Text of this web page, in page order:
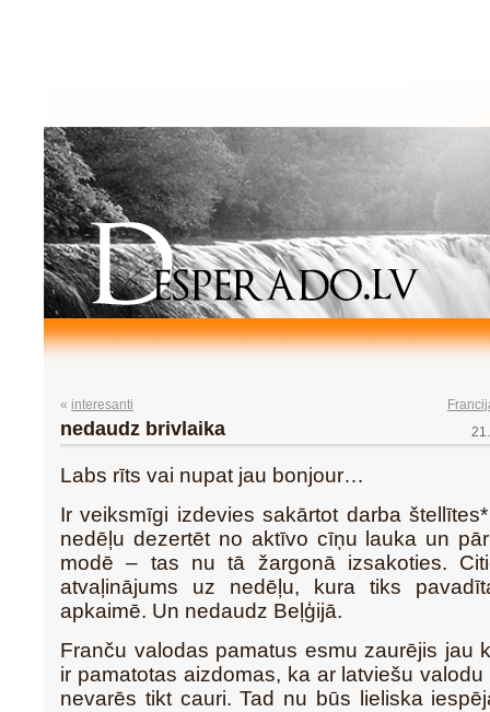
« interesanti
nedaudz brivlaika
Labs rīts vai nupat jau bonjour…
Ir veiksmīgi izdevies sakārtot darba
nedēļu dezertēt no aktīvo cīņu lauka un
modē – tas nu tā žargonā izsakoties.
atvaļinājums uz nedēļu, kura tiks
apkaimē. Un nedaudz Beļģijā.
Franču valodas pamatus esmu zaurējis jau
ir pamatotas aizdomas, ka ar latviešu
nevarēs tikt cauri. Tad nu būs lieliska